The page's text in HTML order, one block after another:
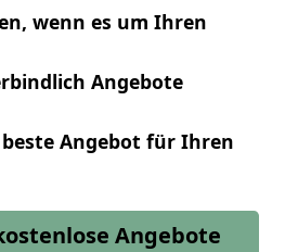
wenn es um Ihren
Angebote
beste Angebot für Ihren
Angebote